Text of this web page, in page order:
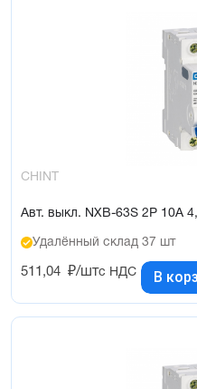
CHINT
Авт. выкл. NXB-63S 2P 10А
Удалённый склад 37 шт
511,04 ₽/штс НДС В